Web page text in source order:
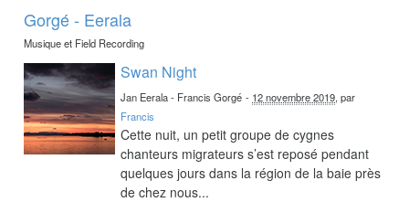
Gorgé - Eerala
Musique et Field Recording
Swan Night
Jan Eerala - Francis Gorgé - 12 novembre 2019, par
Francis
Cette nuit, un petit groupe de cygnes
chanteurs migrateurs s’est reposé pendant
quelques jours dans la région de la baie près
de chez nous...